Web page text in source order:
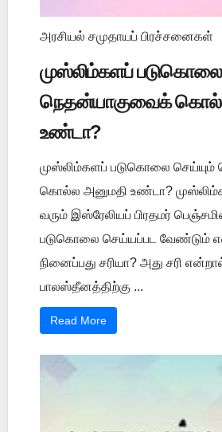
அரசியல் சமுதாயப் பிரச்சனைகள்
முஸ்லிம்களப் படுகொலை
நெதன்யாகுவைக்
உண்டா?
முஸ்லிம்களப் படுகொலை
கொல்ல அனுமதி உண்டா?
வரும் இஸ்ரேலியப் பிரதமர்
படுகொலை செய்யப்பட வேண்டும்
நினைப்பது சரியா? அது சரி
பாலஸ்தீனத்திற்கு ...
Read More